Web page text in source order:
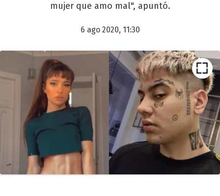
mujer que amo mal", apuntó.
6 ago 2020, 11:30